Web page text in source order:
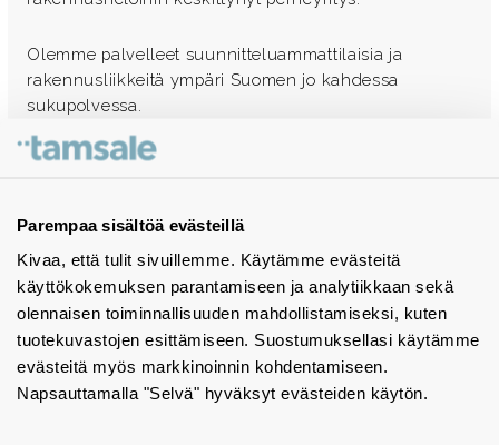
Parempaa sisältöä evästeillä
Kivaa, että tulit sivuillemme. Käytämme evästeitä
käyttökokemuksen parantamiseen ja analytiikkaan sekä
olennaisen toiminnallisuuden mahdollistamiseksi, kuten
tuotekuvastojen esittämiseen. Suostumuksellasi käytämme
evästeitä myös markkinoinnin kohdentamiseen.
Napsauttamalla "Selvä" hyväksyt evästeiden käytön.
Olemme palvelleet suunnitteluammattilaisia ja
rakennusliikkeitä ympäri Suomen jo kahdessa
sukupolvessa.
Ota yhteyttä - autamme mielellämme
Tuotekuvastot
Instagram
BIM-objektit
Yhteystiedot
Tiedotteet